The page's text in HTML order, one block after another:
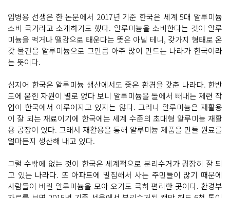
임병용 선생은 한 논문에서 2017년 기준 한국은 세계 5대 알루미늄
소비 국가라고 소개하기도 했다. 알루미늄을 소비한다는 것이 알루
미늄을 먹거나 땔감으로 태운다는 뜻은 아닐 테니, 갖가지 형태로 온
갖 물건을 알루미늄으로 그만큼 아주 많이 만드는 나라가 한국이라
는 뜻이다.
심지어 한국은 알루미늄 생산에서도 좋은 환경을 갖춘 나라다. 한반
도에 묻힌 자원이 별로 없다 보니 알루미늄을 돌에서 빼내는 제련 작
업이 한국에서 이루어지고 있지는 않다. 그러나 알루미늄은 재활용
이 잘 되는 재료이기에 한국에는 세계 수준의 초대형 알루미늄 재활
용 공장이 있다. 그래서 재활용을 통해 알루미늄 제품을 만들 원료를
얼마든지 생산해 내고 있다.
그럴 수밖에 없는 것이 한국은 세계적으로 분리수거가 굉장히 잘 되
고 있는 나라다. 또 아파트에 밀집해서 사는 주민들이 많기 때문에
사람들이 버린 알루미늄을 모아 오기도 극히 편리한 곳이다. 환경부